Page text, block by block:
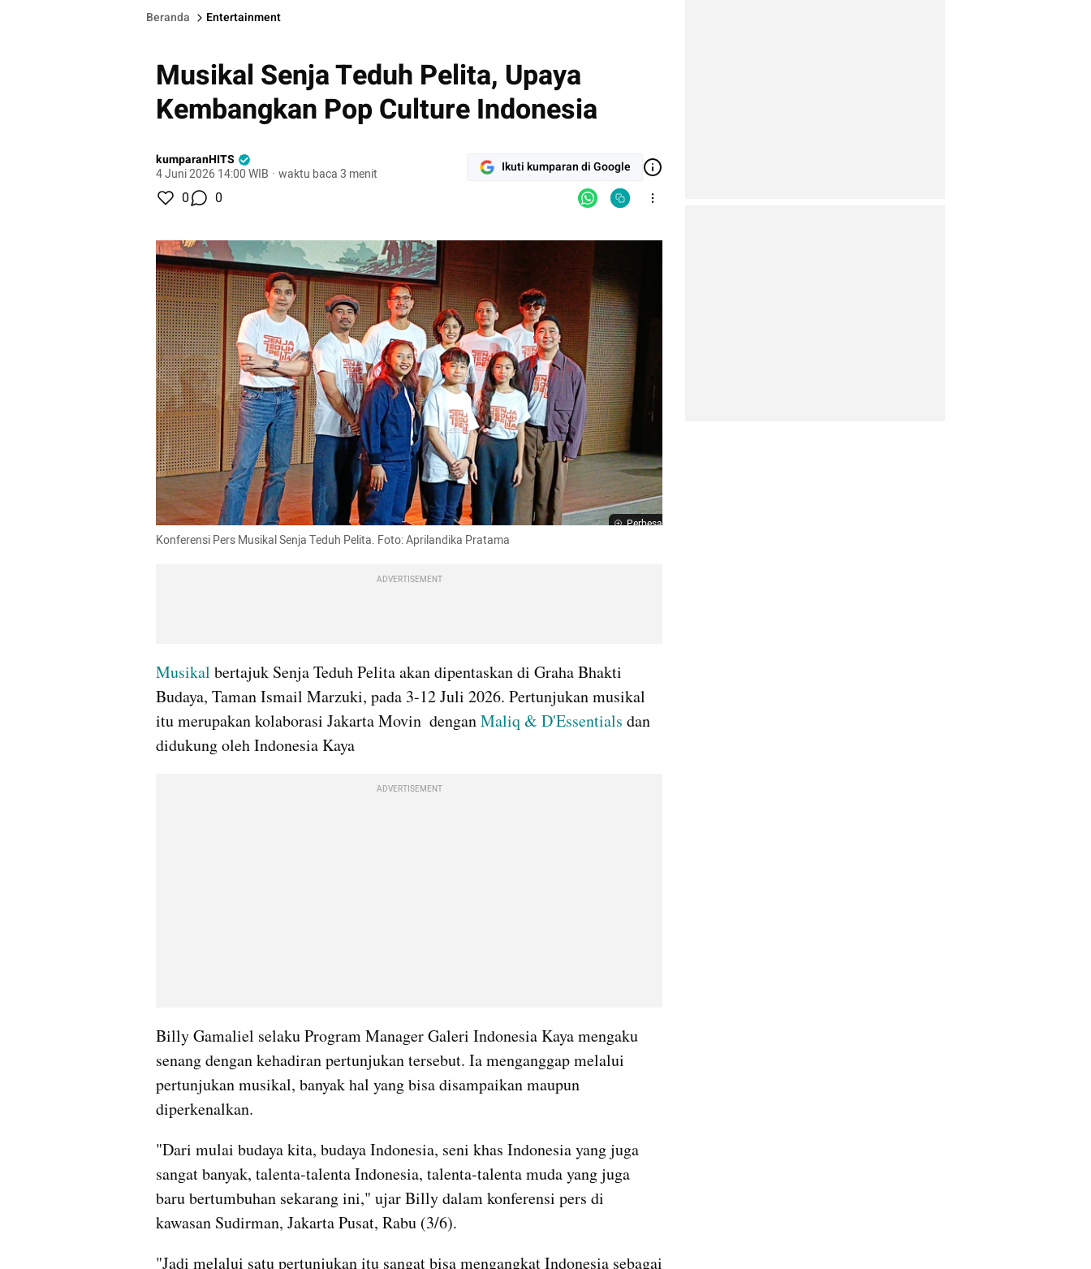
Beranda Entertainment
Musikal Senja Teduh Pelita, Upaya
Kembangkan Pop Culture Indonesia
kumparanHITS
4 Juni 2026 14:00 WIB · waktu baca 3 menit Ikuti kumparan di Google
0 0
Perbesar
Konferensi Pers Musikal Senja Teduh Pelita. Foto: Aprilandika Pratama
ADVERTISEMENT
Musikal bertajuk Senja Teduh Pelita akan dipentaskan di Graha Bhakti
Budaya, Taman Ismail Marzuki, pada 3-12 Juli 2026. Pertunjukan musikal
itu merupakan kolaborasi Jakarta Movin  dengan Maliq & D'Essentials dan
didukung oleh Indonesia Kaya
ADVERTISEMENT
Billy Gamaliel selaku Program Manager Galeri Indonesia Kaya mengaku
senang dengan kehadiran pertunjukan tersebut. Ia menganggap melalui
pertunjukan musikal, banyak hal yang bisa disampaikan maupun
diperkenalkan.
"Dari mulai budaya kita, budaya Indonesia, seni khas Indonesia yang juga
sangat banyak, talenta-talenta Indonesia, talenta-talenta muda yang juga
baru bertumbuhan sekarang ini," ujar Billy dalam konferensi pers di
kawasan Sudirman, Jakarta Pusat, Rabu (3/6).
"Jadi melalui satu pertunjukan itu sangat bisa mengangkat Indonesia sebagai